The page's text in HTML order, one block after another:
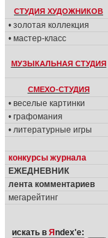
СТУДИЯ ХУДОЖНИКОВ
• золотая коллекция
• мастер-класс
МУЗЫКАЛЬНАЯ СТУДИЯ
СМЕХО-СТУДИЯ
• веселые картинки
• графомания
• литературные игры
конкурсы журнала
ЕЖЕДНЕВНИК
лента комментариев
мегарейтинг
искать в Я ndex'е: